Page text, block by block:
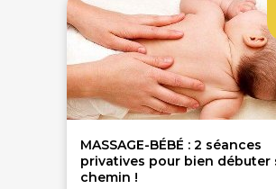
MASSAGE-BÉBÉ : 2 séances
privatives pour bien débuter
chemin !